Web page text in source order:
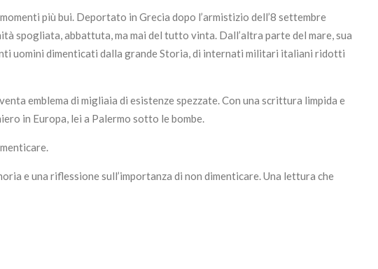
più bui. Deportato in Grecia dopo l’armistizio dell’8 settembre
spogliata, abbattuta, ma mai del tutto vinta. Dall’altra parte del mare, sua
uomini dimenticati dalla grande Storia, di internati militari italiani ridotti
emblema di migliaia di esistenze spezzate. Con una scrittura limpida e
in Europa, lei a Palermo sotto le bombe.
e una riflessione sull’importanza di non dimenticare. Una lettura che